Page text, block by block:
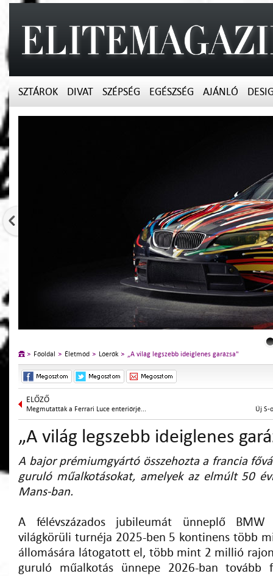
SZTÁROK DIVAT SZÉPSÉG EGÉSZSÉG AJÁNLÓ
Főoldal Életmód Lóerők „A világ legszebb ideiglenes garázsa"
ELŐZŐ
Megmutatták a Ferrari Luce enteriőrjé... Új S-
„A világ legszebb ideiglenes
A bajor prémiumgyártó összehozta a francia
guruló műalkotásokat, amelyek az elmúlt 50
Mans-ban.
A félévszázados jubileumát ünneplő
világkörüli turnéja 2025-ben 5 kontinens több
állomására látogatott el, több mint 2 millió
guruló műalkotás ünnepe 2026-ban tovább